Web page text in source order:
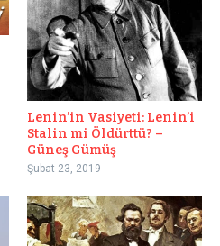
Lenin’in Vasiyeti: Lenin’i
Stalin mi Öldürttü? –
Güneş Gümüş
Şubat 23, 2019